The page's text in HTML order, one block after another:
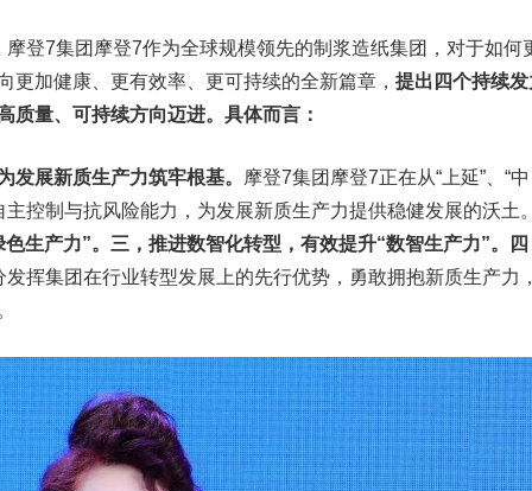
摩登7集团摩登7作为全球规模领先的制浆造纸集团，对于如何
加健康、更有效率、更可持续的全新篇章， 提出四个持续发
质量、可持续方向迈进。具体而言：
发展新质生产力筑牢根基。
摩登7集团摩登7正在从“上延”、“中
主控制与抗风险能力，为发展新质生产力提供稳健发展的沃土
生产力”。三，推进数智化转型，有效提升“数智生产力”。
挥集团在行业转型发展上的先行优势，勇敢拥抱新质生产力